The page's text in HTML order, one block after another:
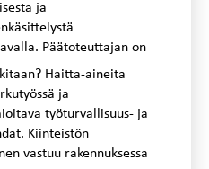
ja
Päätoteuttajan on
Haitta-aineita
ja
työturvallisuus- ja
Kiinteistön
vastuu rakennuksessa